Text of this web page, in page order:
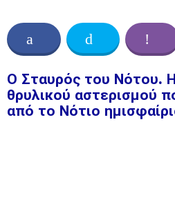
Ο Σταυρός του Νότου.
θρυλικού αστερισμού
από το Νότιο